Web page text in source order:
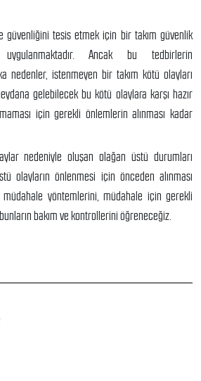
güvenliğini tesis etmek için bir takım güvenlik
uygulanmaktadır. Ancak bu tedbirlerin
nedenler, istenmeyen bir takım kötü olayları
gelebilecek bu kötü olaylara karşı hazır
için gerekli önlemlerin alınması kadar
nedeniyle oluşan olağan üstü durumları
olayların önlenmesi için önceden alınması
yöntemlerini, müdahale için gerekli
bakım ve kontrollerini öğreneceğiz.